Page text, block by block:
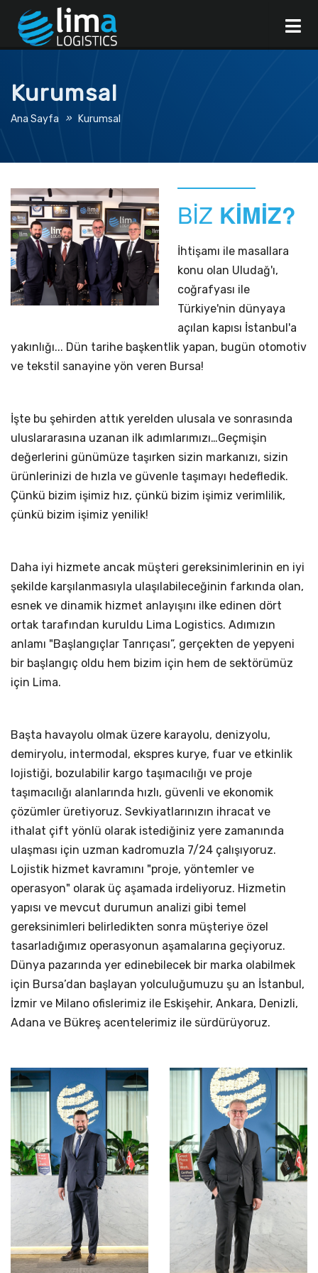
Kurumsal
Ana Sayfa » Kurumsal
BİZ KİMİZ?
İhtişamı ile masallara
konu olan Uludağ'ı,
coğrafyası ile
Türkiye'nin dünyaya
açılan kapısı İstanbul'a
yakınlığı... Dün tarihe başkentlik yapan, bugün otomotiv
ve tekstil sanayine yön veren Bursa!
İşte bu şehirden attık yerelden ulusala ve sonrasında
uluslararasına uzanan ilk adımlarımızı…Geçmişin
değerlerini günümüze taşırken sizin markanızı, sizin
ürünlerinizi de hızla ve güvenle taşımayı hedefledik.
Çünkü bizim işimiz hız, çünkü bizim işimiz verimlilik,
çünkü bizim işimiz yenilik!
Daha iyi hizmete ancak müşteri gereksinimlerinin en iyi
şekilde karşılanmasıyla ulaşılabileceğinin farkında olan,
esnek ve dinamik hizmet anlayışını ilke edinen dört
ortak tarafından kuruldu Lima Logistics. Adımızın
anlamı "Başlangıçlar Tanrıçası”, gerçekten de yepyeni
bir başlangıç oldu hem bizim için hem de sektörümüz
için Lima.
Başta havayolu olmak üzere karayolu, denizyolu,
demiryolu, intermodal, ekspres kurye, fuar ve etkinlik
lojistiği, bozulabilir kargo taşımacılığı ve proje
taşımacılığı alanlarında hızlı, güvenli ve ekonomik
çözümler üretiyoruz. Sevkiyatlarınızın ihracat ve
ithalat çift yönlü olarak istediğiniz yere zamanında
ulaşması için uzman kadromuzla 7/24 çalışıyoruz.
Lojistik hizmet kavramını "proje, yöntemler ve
operasyon" olarak üç aşamada irdeliyoruz. Hizmetin
yapısı ve mevcut durumun analizi gibi temel
gereksinimleri belirledikten sonra müşteriye özel
tasarladığımız operasyonun aşamalarına geçiyoruz.
Dünya pazarında yer edinebilecek bir marka olabilmek
için Bursa’dan başlayan yolculuğumuzu şu an İstanbul,
İzmir ve Milano ofislerimiz ile Eskişehir, Ankara, Denizli,
Adana ve Bükreş acentelerimiz ile sürdürüyoruz.